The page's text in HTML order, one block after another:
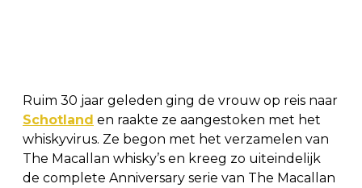
Ruim 30 jaar geleden ging de vrouw op reis naar
Schotland en raakte ze aangestoken met het
whiskyvirus. Ze begon met het verzamelen van
The Macallan whisky’s en kreeg zo uiteindelijk
de complete Anniversary serie van The Macallan